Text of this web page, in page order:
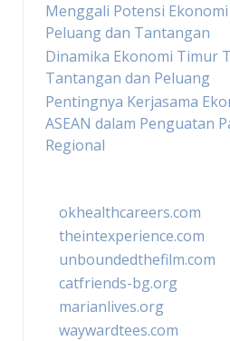
Menggali Potensi
Peluang dan Tantangan
Dinamika Ekonomi Timur
Tantangan dan Peluang
Pentingnya Kerjasama
ASEAN dalam Penguatan
Regional
okhealthcareers.com
theintexperience.com
unboundedthefilm.com
catfriends-bg.org
marianlives.org
waywardtees.com